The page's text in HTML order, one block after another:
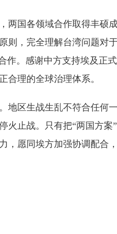
国各领域合作取得丰硕
则，完全理解台湾问题对
作。感谢中方支持埃及正
合理的全球治理体系。
区生战生乱不符合任何
火止战。只有把“两国方案
，愿同埃方加强协调配合